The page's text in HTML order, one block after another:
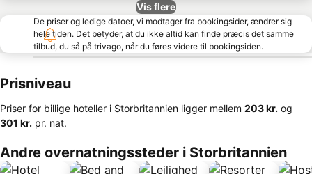
Vis flere
De priser og ledige datoer, vi modtager fra bookingsider, ændrer sig
hele tiden. Det betyder, at du ikke altid kan finde præcis det samme
tilbud, du så på trivago, når du føres videre til bookingsiden.
Prisniveau
Priser for billige hoteller i Storbritannien ligger mellem ‎203 kr. og
‎301 kr. pr. nat.
Andre overnatningssteder i Storbritannien